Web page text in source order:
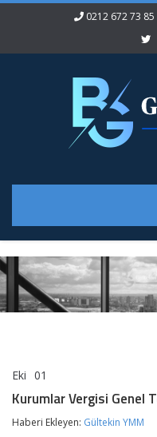
0212 672 73 85
Eki 01
Genel
Tebliği
(Seri
Kurumlar Vergisi Genel
Haberi Ekleyen: Gültekin YMM